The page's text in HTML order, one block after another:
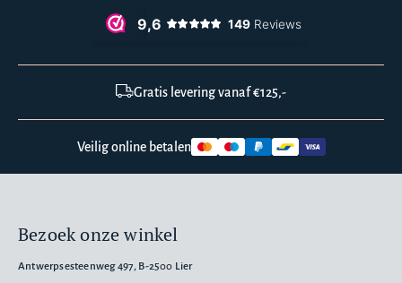
Gratis levering vanaf €125,-
Veilig online betalen
Bezoek onze winkel
Antwerpsesteenweg 497, B-2500 Lier